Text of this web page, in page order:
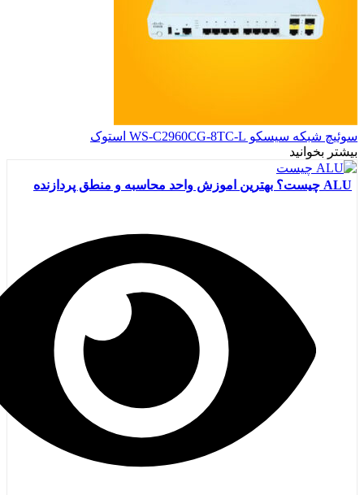
سوئیچ شبکه سیسکو WS-C2960CG-8TC-L استوک
بیشتر بخوانید
ALU چیست؟ بهترین اموزش واحد محاسبه و منطق پردازنده